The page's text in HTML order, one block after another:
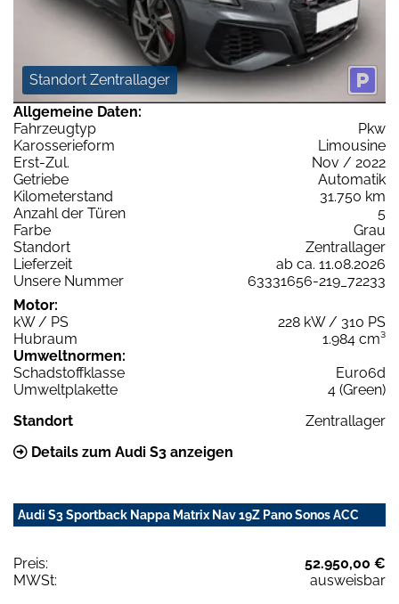
Standort Zentrallager
Allgemeine Daten:
Fahrzeugtyp
Pkw
Karosserieform
Limousine
Erst-Zul.
Nov / 2022
Getriebe
Automatik
Kilometerstand
31.750 km
Anzahl der Türen
5
Farbe
Grau
Standort
Zentrallager
Lieferzeit
ab ca. 11.08.2026
Unsere Nummer
63331656-219_72233
Motor:
kW / PS
228 kW / 310 PS
Hubraum
1.984 cm³
Umweltnormen:
Schadstoffklasse
Euro6d
Umweltplakette
4 (Green)
Standort
Zentrallager
Details zum Audi S3 anzeigen
Audi S3 Sportback Nappa Matrix Nav 19Z Pano Sonos ACC
Preis:
52.950,00 €
MWSt:
ausweisbar